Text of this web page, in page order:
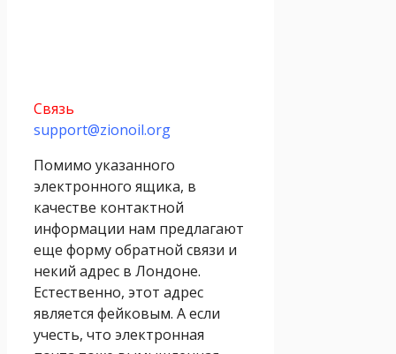
Связь
support@zionoil.org
Помимо указанного
электронного ящика, в
качестве контактной
информации нам предлагают
еще форму обратной связи и
некий адрес в Лондоне.
Естественно, этот адрес
является фейковым. А если
учесть, что электронная